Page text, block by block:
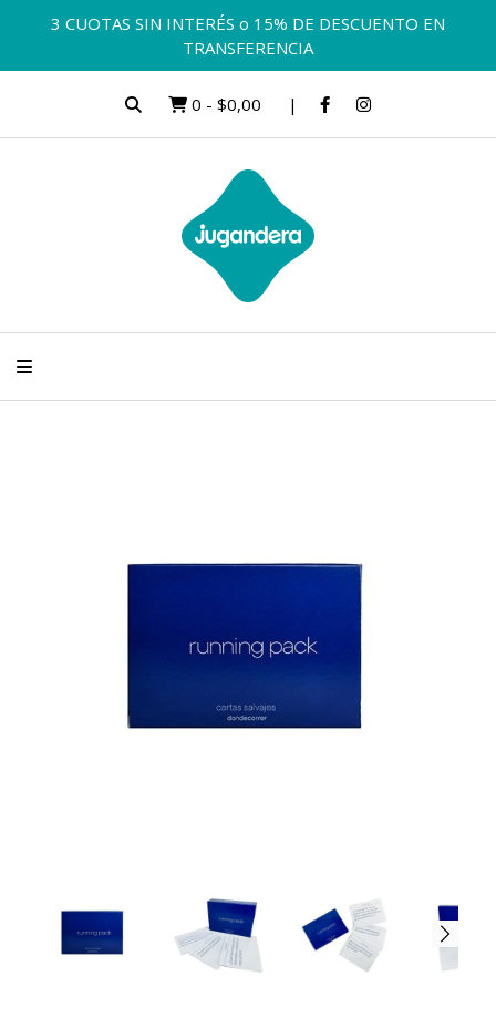
3 CUOTAS SIN INTERÉS o 15% DE DESCUENTO EN
TRANSFERENCIA
0 - $0,00